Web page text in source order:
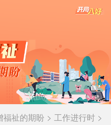
福祉的期盼 > 工作进行时 >